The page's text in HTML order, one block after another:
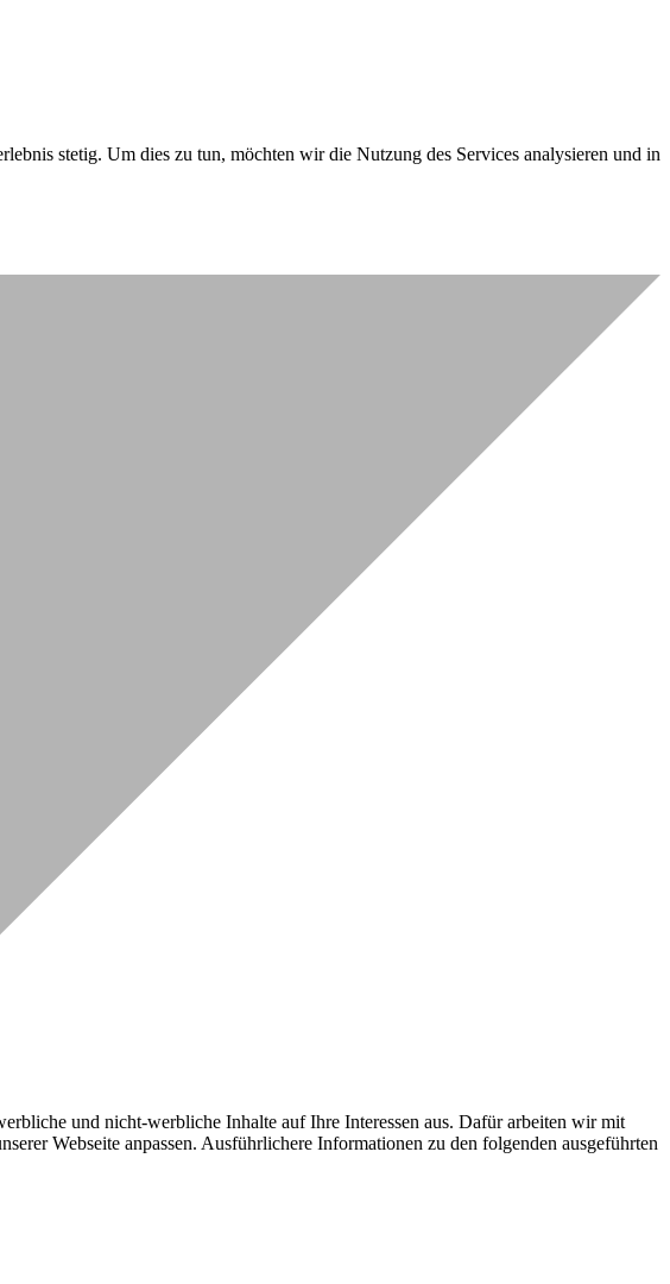
stetig. Um dies zu tun, möchten wir die Nutzung des Services analysieren und in
und nicht-werbliche Inhalte auf Ihre Interessen aus. Dafür arbeiten wir mit
Webseite anpassen. Ausführlichere Informationen zu den folgenden ausgeführten